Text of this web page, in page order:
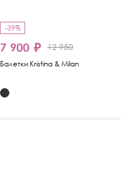
-39%
7 900 ₽ 12 950
Балетки Kristina & Milan